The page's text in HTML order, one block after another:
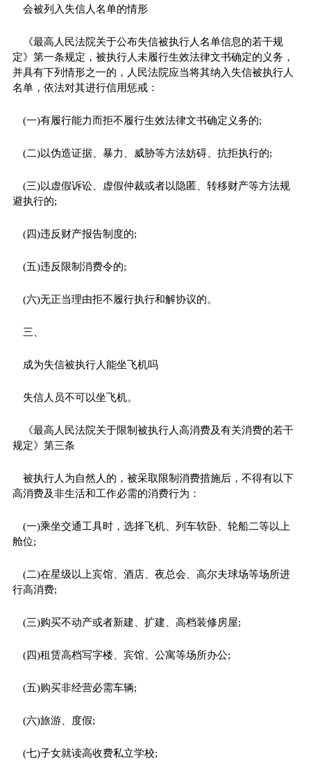
会被列入失信人名单的情形
《最高人民法院关于公布失信被执行人名单信息的若干规
定》第一条规定，被执行人未履行生效法律文书确定的义务，
并具有下列情形之一的，人民法院应当将其纳入失信被执行人
名单，依法对其进行信用惩戒：
(一)有履行能力而拒不履行生效法律文书确定义务的;
(二)以伪造证据、暴力、威胁等方法妨碍、抗拒执行的;
(三)以虚假诉讼、虚假仲裁或者以隐匿、转移财产等方法规
避执行的;
(四)违反财产报告制度的;
(五)违反限制消费令的;
(六)无正当理由拒不履行执行和解协议的。
三、
成为失信被执行人能坐飞机吗
失信人员不可以坐飞机。
《最高人民法院关于限制被执行人高消费及有关消费的若干
规定》第三条
被执行人为自然人的，被采取限制消费措施后，不得有以下
高消费及非生活和工作必需的消费行为：
(一)乘坐交通工具时，选择飞机、列车软卧、轮船二等以上
舱位;
(二)在星级以上宾馆、酒店、夜总会、高尔夫球场等场所进
行高消费;
(三)购买不动产或者新建、扩建、高档装修房屋;
(四)租赁高档写字楼、宾馆、公寓等场所办公;
(五)购买非经营必需车辆;
(六)旅游、度假;
(七)子女就读高收费私立学校;